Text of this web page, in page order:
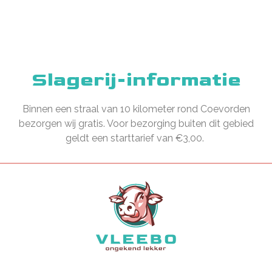
Slagerij-informatie
Binnen een straal van 10 kilometer rond Coevorden
bezorgen wij gratis. Voor bezorging buiten dit gebied
geldt een starttarief van €3,00.